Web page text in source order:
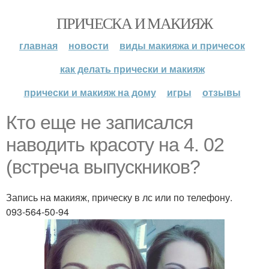
ПРИЧЕСКА И МАКИЯЖ
главная новости
виды макияжа и причесок
как делать прически и макияж
прически и макияж на дому
игры отзывы
Кто еще не записался
наводить красоту на 4. 02
(встреча выпускников?
Запись на макияж, прическу в лс или по телефону.
093-564-50-94